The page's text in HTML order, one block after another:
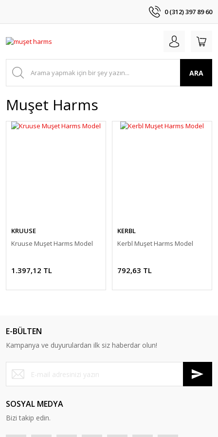
0 (312) 397 89 60
ARA
Muşet Harms
KRUUSE
Kruuse Muşet Harms Model
1.397,12 TL
KERBL
Kerbl Muşet Harms Model
792,63 TL
E-BÜLTEN
Kampanya ve duyurulardan ilk siz haberdar olun!
SOSYAL MEDYA
Bizi takip edin.